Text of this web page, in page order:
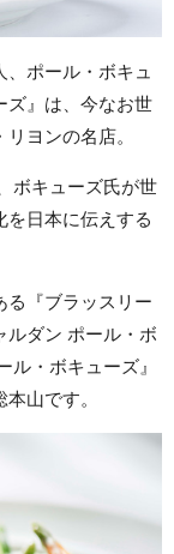
ポール・ボキュ
ズ』は、今なお世
ヨンの名店。
ボキューズ氏が世
を日本に伝えする
る『ブラッスリー
ルダン ポール・ボ
・ボキューズ』
山です。